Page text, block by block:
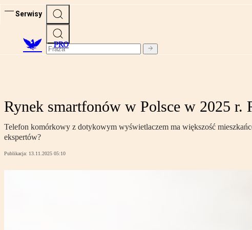
Serwisy
PRO
Rynek smartfonów w Polsce w 2025 r.
Telefon komórkowy z dotykowym wyświetlaczem ma większość
ekspertów?
Publikacja: 13.11.2025 05:10